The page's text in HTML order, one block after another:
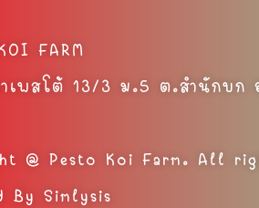
FARM
เพสโต้ 13/3 ม.5 ต.สำนักบก
@ Pesto Koi Farm. All
By Simlysis